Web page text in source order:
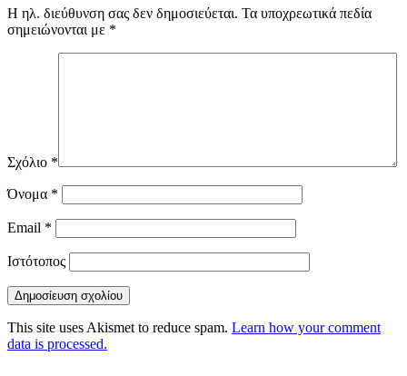
Η ηλ. διεύθυνση σας δεν δημοσιεύεται. Τα υποχρεωτικά πεδία
σημειώνονται με *
Σχόλιο *
Όνομα *
Email *
Ιστότοπος
This site uses Akismet to reduce spam. Learn how your comment
data is processed.